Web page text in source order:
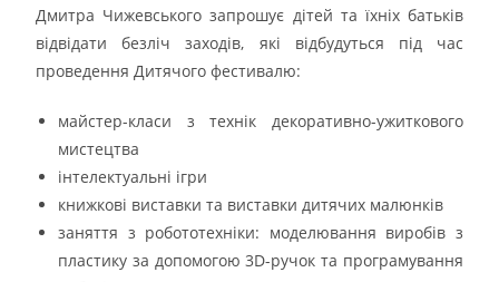
Дмитра Чижевського запрошує дітей та їхніх батьків
відвідати безліч заходів, які відбудуться під час
проведення Дитячого фестивалю:
майстер-класи з технік декоративно-ужиткового
мистецтва
інтелектуальні ігри
книжкові виставки та виставки дитячих малюнків
заняття з робототехніки: моделювання виробів з
пластику за допомогою 3D-ручок та програмування